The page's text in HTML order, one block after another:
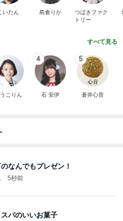
いたん 島倉りか
つばきファク
トリー
すべて見る
こりん
4
石 安伊
5
蒼井心音
なんでもプレゼン！
5秒前
パのいいお菓子